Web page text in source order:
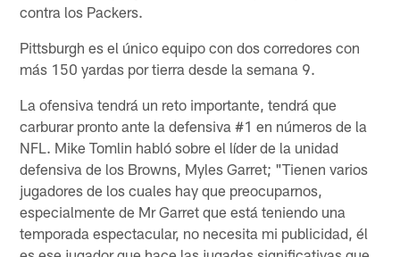
contra los Packers.
Pittsburgh es el único equipo con dos corredores con
más 150 yardas por tierra desde la semana 9.
La ofensiva tendrá un reto importante, tendrá que
carburar pronto ante la defensiva #1 en números de la
NFL. Mike Tomlin habló sobre el líder de la unidad
defensiva de los Browns, Myles Garret; "Tienen varios
jugadores de los cuales hay que preocuparnos,
especialmente de Mr Garret que está teniendo una
temporada espectacular, no necesita mi publicidad, él